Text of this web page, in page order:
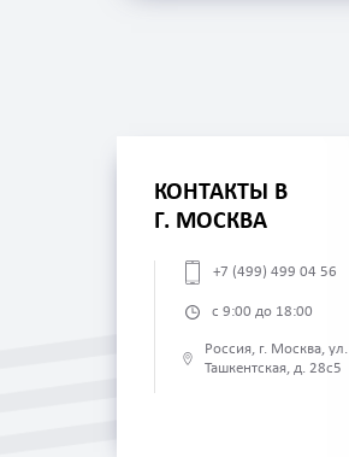
КОНТАКТЫ В
Г. МОСКВА
+7 (499) 499 04 56
с 9:00 до 18:00
Россия, г. Москва, ул.
Ташкентская, д. 28с5